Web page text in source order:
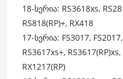
18-სერია: RS3618xs,
RS818(RP)+, RX418
17-სერია: FS3017,
RS3617xs+,
RX1217(RP)